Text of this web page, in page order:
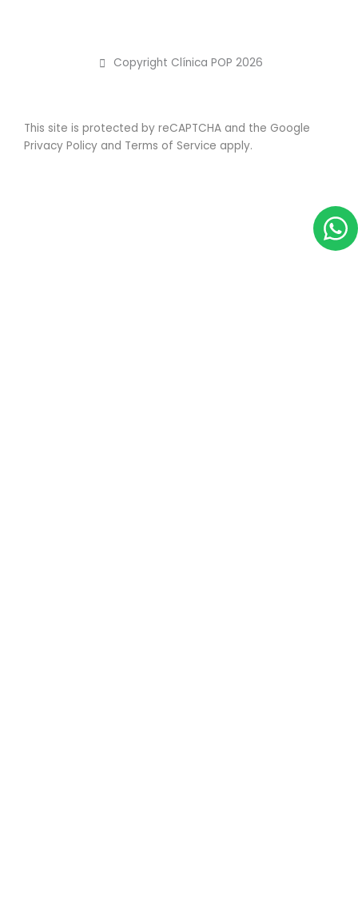
Copyright Clínica POP 2026
This site is protected by reCAPTCHA and the Google
Privacy Policy and Terms of Service apply.